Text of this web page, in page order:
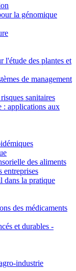
la génomique
l'étude des plantes et
de management
sanitaires
: applications aux
des aliments
entreprises
dans la pratique
des médicaments
et durables -
industrie